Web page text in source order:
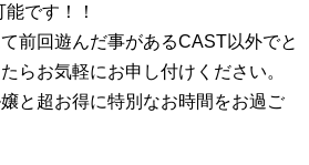
です！！
前回遊んだ事があるCAST以外でと
らお気軽にお申し付けください。
と超お得に特別なお時間をお過ご